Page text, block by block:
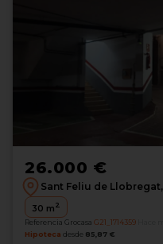
26.000 €
Sant Feliu de Llobregat,
30 m2
Referencia Grocasa G21_1714359
Hipoteca desde 85,87 €